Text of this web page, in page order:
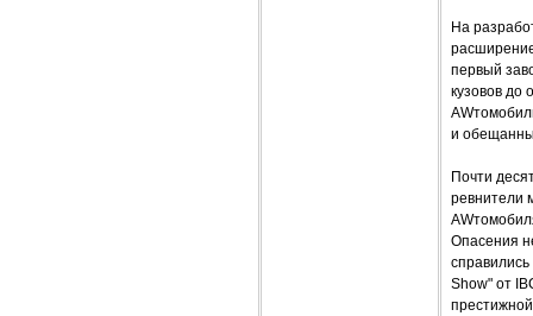
На
первый
кузовов до
и
Почти
ревнители
Опасения
Show" от